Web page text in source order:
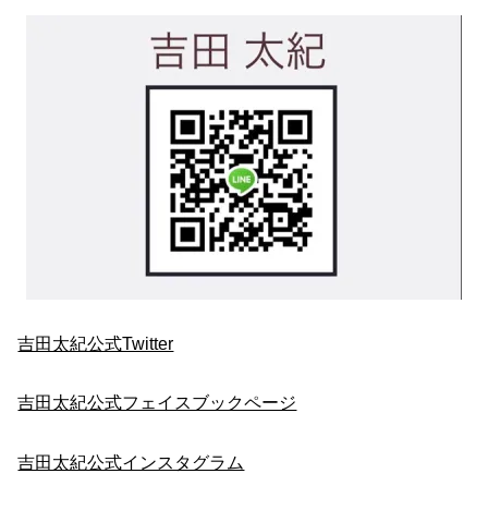
吉田太紀公式Twitter
吉田太紀公式フェイスブックページ
吉田太紀公式インスタグラム